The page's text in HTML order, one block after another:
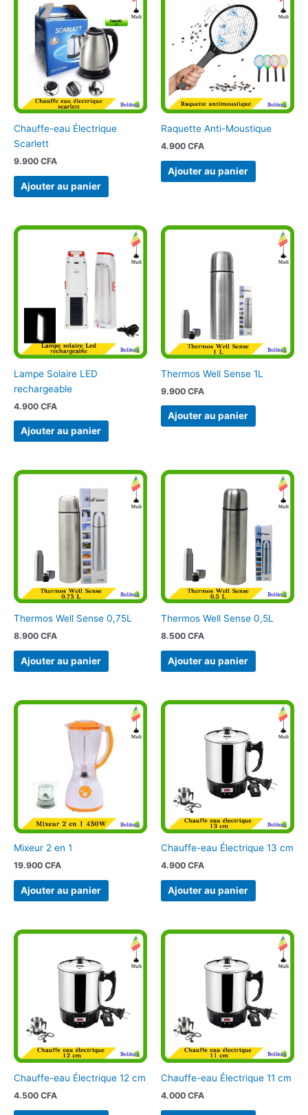
Chauffe-eau Électrique
Scarlett
9.900 CFA
Ajouter au panier
Raquette Anti-Moustique
4.900 CFA
Ajouter au panier
Lampe Solaire LED
rechargeable
4.900 CFA
Ajouter au panier
Thermos Well Sense 1L
9.900 CFA
Ajouter au panier
Thermos Well Sense 0,75L
8.900 CFA
Ajouter au panier
Thermos Well Sense 0,5L
8.500 CFA
Ajouter au panier
Mixeur 2 en 1
19.900 CFA
Ajouter au panier
Chauffe-eau Électrique 13 cm
4.900 CFA
Ajouter au panier
Chauffe-eau Électrique 12 cm
4.500 CFA
Chauffe-eau Électrique 11 cm
4.000 CFA